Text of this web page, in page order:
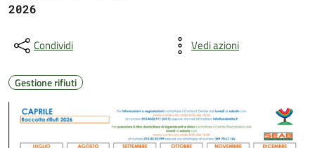
2026
Condividi Vedi azioni
Gestione rifiuti